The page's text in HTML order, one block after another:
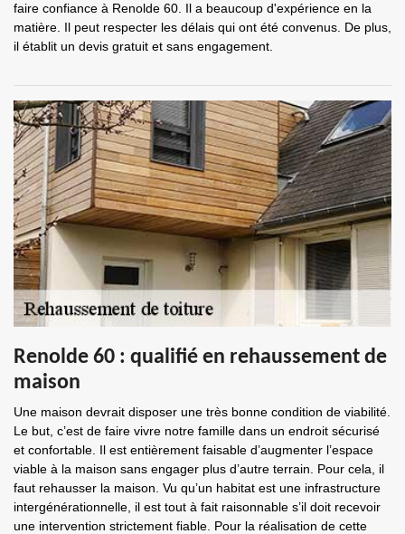
faire confiance à Renolde 60. Il a beaucoup d'expérience en la
matière. Il peut respecter les délais qui ont été convenus. De plus,
il établit un devis gratuit et sans engagement.
Renolde 60 : qualifié en rehaussement de
maison
Une maison devrait disposer une très bonne condition de viabilité.
Le but, c’est de faire vivre notre famille dans un endroit sécurisé
et confortable. Il est entièrement faisable d’augmenter l’espace
viable à la maison sans engager plus d’autre terrain. Pour cela, il
faut rehausser la maison. Vu qu’un habitat est une infrastructure
intergénérationnelle, il est tout à fait raisonnable s’il doit recevoir
une intervention strictement fiable. Pour la réalisation de cette